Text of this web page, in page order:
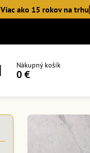
Viac ako 15 rokov na trhu
Nákupný košík
0 €